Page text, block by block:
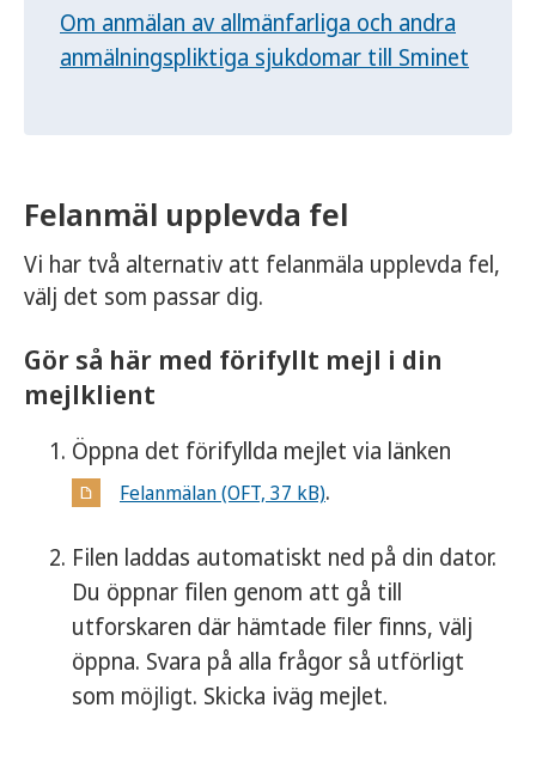
Om anmälan av allmänfarliga och andra
anmälnings­pliktiga sjukdomar till Sminet
Felanmäl upplevda fel
Vi har två alternativ att felanmäla upplevda fel,
välj det som passar dig.
Gör så här med förifyllt mejl i din
mejlklient
Öppna det förifyllda mejlet via länken
Felanmälan (OFT, 37 kB).
Filen laddas automatiskt ned på din dator.
Du öppnar filen genom att gå till
utforskaren där hämtade filer finns, välj
öppna. Svara på alla frågor så utförligt
som möjligt. Skicka iväg mejlet.